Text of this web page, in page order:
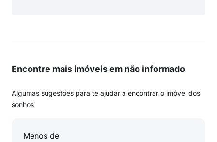
Encontre mais imóveis em não informado
Algumas sugestões para te ajudar a encontrar o imóvel dos
sonhos
Menos de